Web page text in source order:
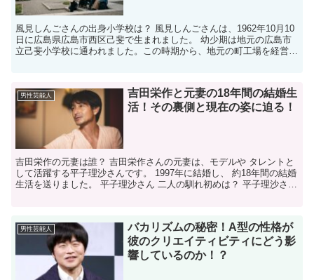
風見しんごさんの出身小学校は？ 風見しんごさんは、1962年10月10
日に広島県広島市西区己斐で生まれました。 幼少期は地元の広島市
立己斐小学校に通われました。この時期から、地元の町工場を経営す
男性芸能人
吉田栄作と元妻の18年間の結婚生
活！その裏側と現在の姿に迫る！
吉田栄作の元妻は誰？ 吉田栄作さんの元妻は、モデルや タレントと
して活躍する平子理沙さんです。 1997年に結婚し、 約18年間の結婚
生活を送りました。 平子理沙さん 二人の馴れ初めは？ 平子理沙さん
男性芸能人
バカリズムの秘密！A型の性格が
彼のクリエイティビティにどう影
響しているのか！？